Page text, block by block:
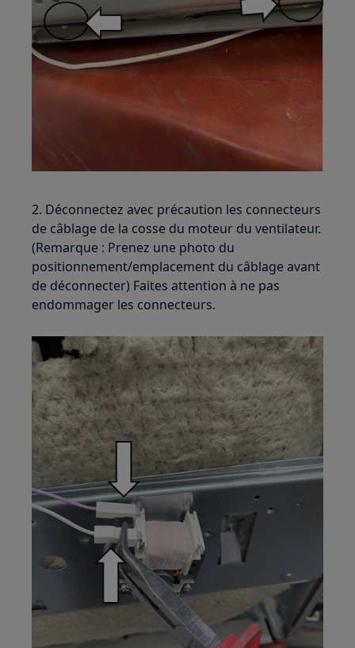
2. Déconnectez avec précaution les connecteurs
de câblage de la cosse du moteur du ventilateur.
(Remarque : Prenez une photo du
positionnement/emplacement du câblage avant
de déconnecter) Faites attention à ne pas
endommager les connecteurs.